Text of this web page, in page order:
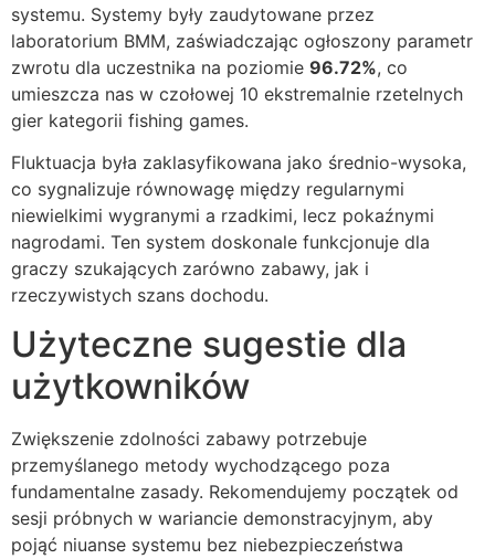
systemu. Systemy były zaudytowane przez
laboratorium BMM, zaświadczając ogłoszony parametr
zwrotu dla uczestnika na poziomie 96.72%, co
umieszcza nas w czołowej 10 ekstremalnie rzetelnych
gier kategorii fishing games.
Fluktuacja była zaklasyfikowana jako średnio-wysoka,
co sygnalizuje równowagę między regularnymi
niewielkimi wygranymi a rzadkimi, lecz pokaźnymi
nagrodami. Ten system doskonale funkcjonuje dla
graczy szukających zarówno zabawy, jak i
rzeczywistych szans dochodu.
Użyteczne sugestie dla
użytkowników
Zwiększenie zdolności zabawy potrzebuje
przemyślanego metody wychodzącego poza
fundamentalne zasady. Rekomendujemy początek od
sesji próbnych w wariancie demonstracyjnym, aby
pojąć niuanse systemu bez niebezpieczeństwa